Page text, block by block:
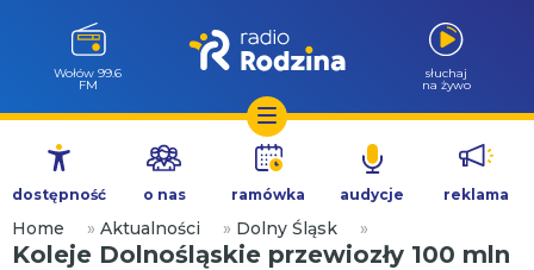
Przejdź
treści
Wołów 99.6
FM
słuchaj
na żywo
dostępność o nas ramówka audycje reklama
Home » Aktualności » Dolny Śląsk »
Koleje Dolnośląskie przewiozły 100 mln